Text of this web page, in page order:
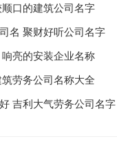
口的建筑公司名字
名 聚财好听公司名字
亮的安装企业名称
劳务公司名称大全
吉利大气劳务公司名字